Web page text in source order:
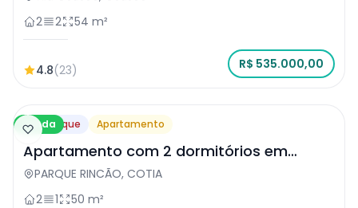
2
2 54 m²
4.8(23) R$ 535.000,00
Venda
Destaque Apartamento
Apartamento com 2 dormitórios em
COTIA
PARQUE RINCÃO, COTIA
2
1 50 m²